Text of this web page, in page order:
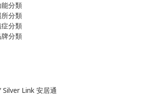
分類
分類
分類
分類
Link 安居通